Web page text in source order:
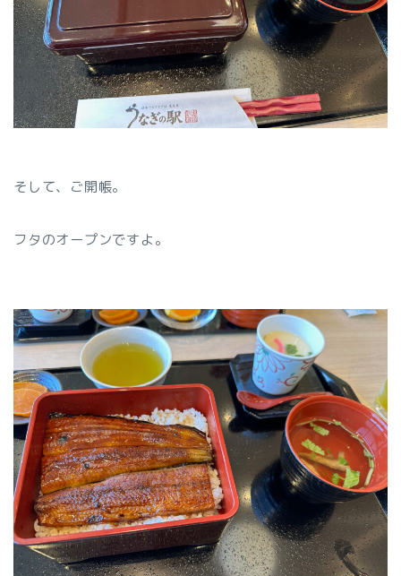
そして、ご開帳。
フタのオープンですよ。